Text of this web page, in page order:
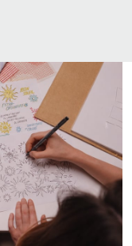
blikvanger in je
een effen broek
Denk aan een
broek. Draag het
of open over een
stijl, perfect voor
L.